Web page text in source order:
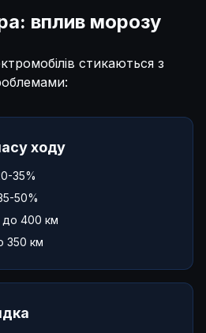
вплив морозу
стикаються з
ходу
35%
50%
до 400 км
350 км